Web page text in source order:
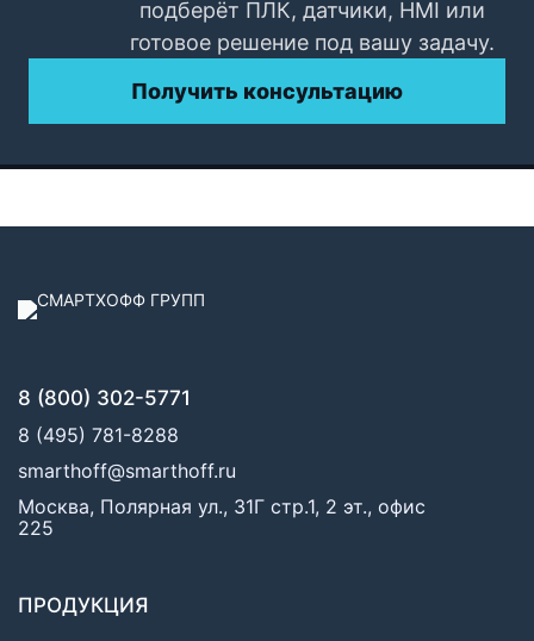
подберёт ПЛК, датчики, HMI или
готовое решение под вашу задачу.
Получить консультацию
8 (800) 302-5771
8 (495) 781-8288
smarthoff@smarthoff.ru
Москва, Полярная ул., 31Г стр.1, 2 эт., офис
225
ПРОДУКЦИЯ